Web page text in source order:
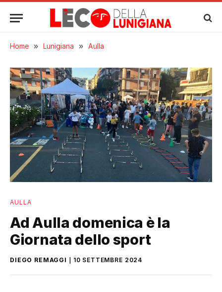
Home » Lunigiana » Aulla
AULLA
Ad Aulla domenica è la
Giornata dello sport
DIEGO REMAGGI 10 SETTEMBRE 2024